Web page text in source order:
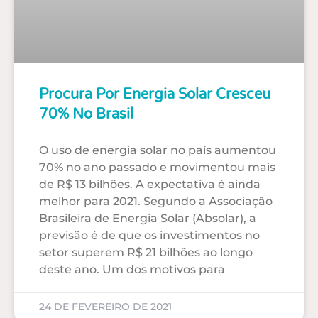
Procura Por Energia Solar Cresceu
70% No Brasil
O uso de energia solar no país aumentou
70% no ano passado e movimentou mais
de R$ 13 bilhões. A expectativa é ainda
melhor para 2021. Segundo a Associação
Brasileira de Energia Solar (Absolar), a
previsão é de que os investimentos no
setor superem R$ 21 bilhões ao longo
deste ano. Um dos motivos para
24 DE FEVEREIRO DE 2021